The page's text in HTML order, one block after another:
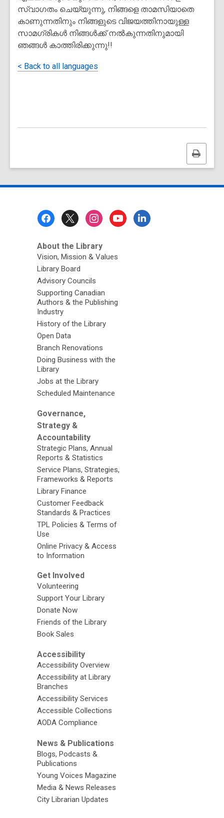
സ്വാഗതം ചെയ്യുന്നു, നിങ്ങളെ താമസിയാതെ
കാണുന്നതിനും നിങ്ങളുടെ വിജയത്തിനായുള്ള
സാമഗ്രികൾ നിങ്ങൾക്ക് നൽകുന്നതിനുമായി
ഞങ്ങൾ കാത്തിരിക്കുന്നു!!
< Back to all languages
Print
this
About the Library
Vision, Mission & Values
Library Board
Advisory Councils
Supporting Canadian
Authors & the Publishing
Industry
History of the Library
Open Data
Branch Renovations
Doing Business with the
Library
Jobs at the Library
Scheduled Maintenance
Governance,
Strategy &
Accountability
Strategic Plans, Annual
Reports & Statistics
Service Plans, Strategies,
Frameworks & Reports
Library Finance
Customer Feedback
Standards & Practices
TPL Policies & Terms of
Use
Online Privacy & Access
to Information
Get Involved
Volunteering
Support Your Library
Donate Now
Friends of the Library
Book Sales
Accessibility
Accessibility Overview
Accessibility at Library
Branches
Accessibility Services
Accessible Collections
AODA Compliance
News & Publications
Blogs, Podcasts &
Publications
Young Voices Magazine
Media & News Releases
City Librarian Updates